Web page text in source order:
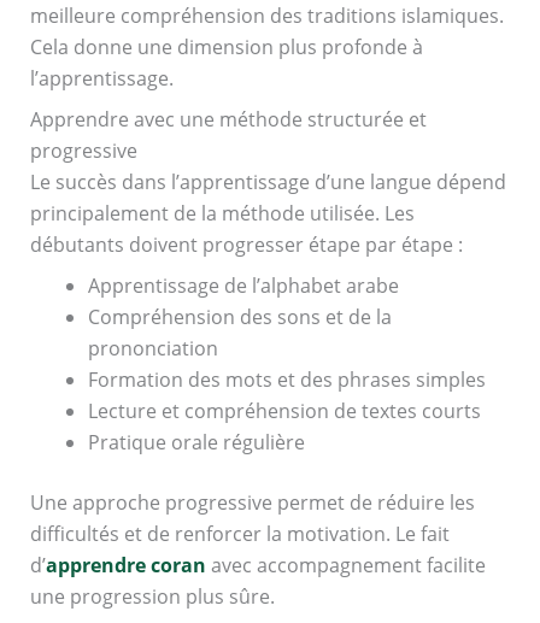
meilleure compréhension des traditions islamiques.
Cela donne une dimension plus profonde à
l’apprentissage.
Apprendre avec une méthode structurée et
progressive
Le succès dans l’apprentissage d’une langue dépend
principalement de la méthode utilisée. Les
débutants doivent progresser étape par étape :
Apprentissage de l’alphabet arabe
Compréhension des sons et de la
prononciation
Formation des mots et des phrases simples
Lecture et compréhension de textes courts
Pratique orale régulière
Une approche progressive permet de réduire les
difficultés et de renforcer la motivation. Le fait
d’apprendre coran avec accompagnement facilite
une progression plus sûre.